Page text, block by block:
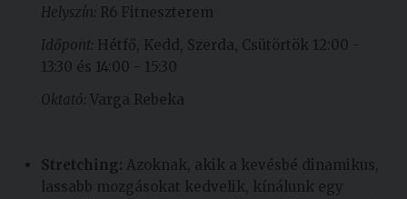
Helyszín: R6 Fitneszterem
Időpont: Hétfő, Kedd, Szerda, Csütörtök 12:00 -
13:30 és 14:00 - 15:30
Oktató: Varga Rebeka
Stretching: Azoknak, akik a kevésbé dinamikus,
lassabb mozgásokat kedvelik, kínálunk egy